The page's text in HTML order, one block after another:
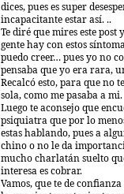
dices, pues es super
incapacitante estar así. ..
Te diré que mires este post
gente hay con estos
puedo creer… pues yo no
pensaba que yo era rara,
Recalcó esto, para que no
sola, como me pasaba a mi.
Luego te aconsejo que
psiquiatra que por lo
estas hablando, pues a
chino o no le da
mucho charlatán suelto
interesa es cobrar.
Vamos, que te de